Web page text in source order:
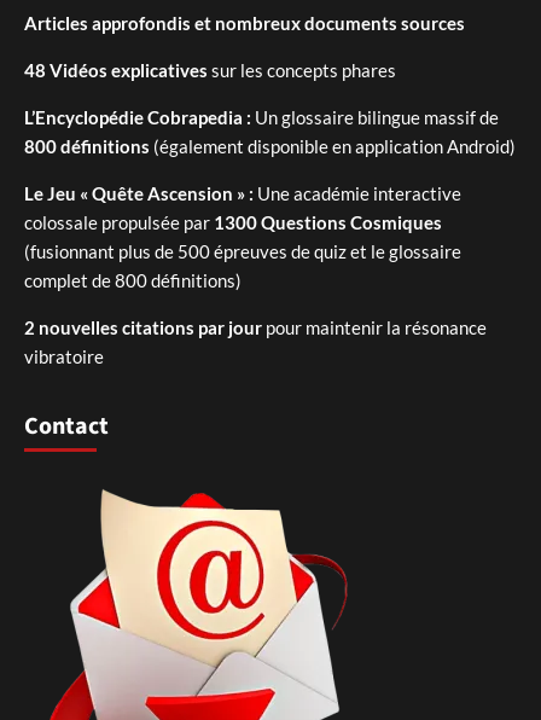
Articles approfondis et nombreux documents sources
48 Vidéos explicatives sur les concepts phares
L’Encyclopédie Cobrapedia : Un glossaire bilingue massif de
800 définitions (également disponible en application Android)
Le Jeu « Quête Ascension » : Une académie interactive
colossale propulsée par 1300 Questions Cosmiques
(fusionnant plus de 500 épreuves de quiz et le glossaire
complet de 800 définitions)
2 nouvelles citations par jour pour maintenir la résonance
vibratoire
Contact